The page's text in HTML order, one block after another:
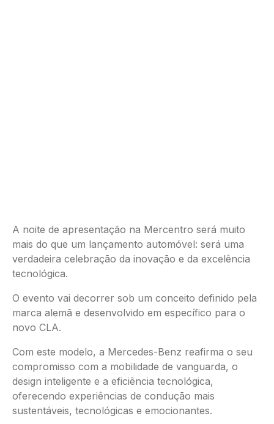
A noite de apresentação na Mercentro será muito
mais do que um lançamento automóvel: será uma
verdadeira celebração da inovação e da excelência
tecnológica.
O evento vai decorrer sob um conceito definido pela
marca alemã e desenvolvido em específico para o
novo CLA.
Com este modelo, a Mercedes-Benz reafirma o seu
compromisso com a mobilidade de vanguarda, o
design inteligente e a eficiência tecnológica,
oferecendo experiências de condução mais
sustentáveis, tecnológicas e emocionantes.